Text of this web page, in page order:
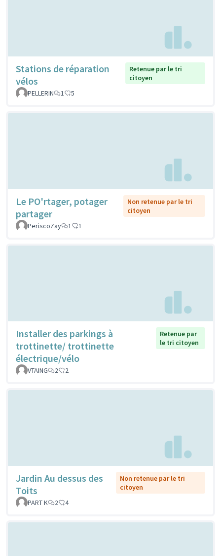
Stations de réparation
vélos
Retenue par le tri
citoyen
PELLERIN
1 5
Le PO'rtager, potager
partager
Non retenue par le tri
citoyen
PeriscoZay
1 1
Installer des parkings à
trottinette/ trottinette
électrique/vélo
Retenue par
le tri citoyen
VTAING 2 2
Jardin Au dessus des
Toits
Non retenue par le tri
citoyen
PART K
2 4